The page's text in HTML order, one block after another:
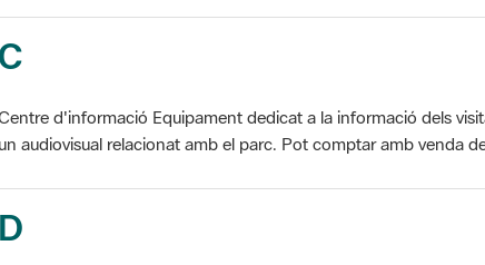
C
d'informació Equipament dedicat a la informació dels
un audiovisual relacionat amb el parc. Pot comptar amb venda
D